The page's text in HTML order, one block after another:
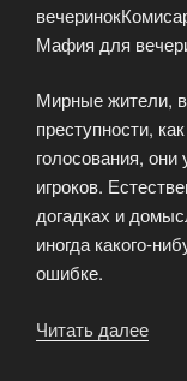
Мафия для
Мирные жители, в
преступности,
голосования,
игроков.
догадках и
иногда какого-
ошибке.
Читать далее